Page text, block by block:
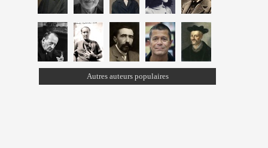
Autres auteurs populaires